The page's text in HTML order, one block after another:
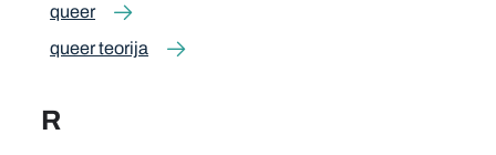
queer
queer teorija
R